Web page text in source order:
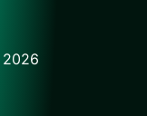
2026